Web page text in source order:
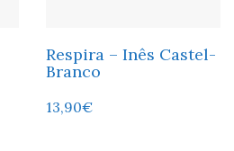
Respira – Inês Castel-
Branco
13,90€